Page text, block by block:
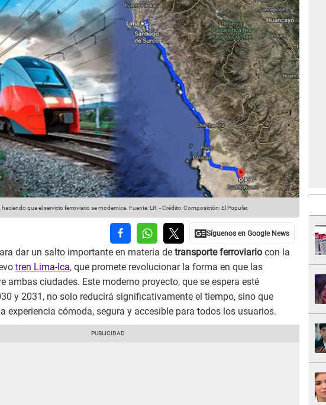
haciendo que el servicio ferroviario se modernice. Fuente: LR. -Crédito: Composición: El Popular.
dar un salto importante en materia de transporte ferroviario con la
tren Lima-Ica, que promete revolucionar la forma en que las
ambas ciudades. Este moderno proyecto, que se espera esté
y 2031, no solo reducirá significativamente el tiempo, sino que
experiencia cómoda, segura y accesible para todos los usuarios.